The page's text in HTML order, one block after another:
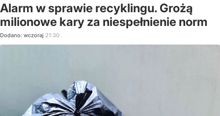
Alarm w sprawie recyklingu. Grożą
milionowe kary za niespełnienie norm
Dodano: wczoraj 21:30